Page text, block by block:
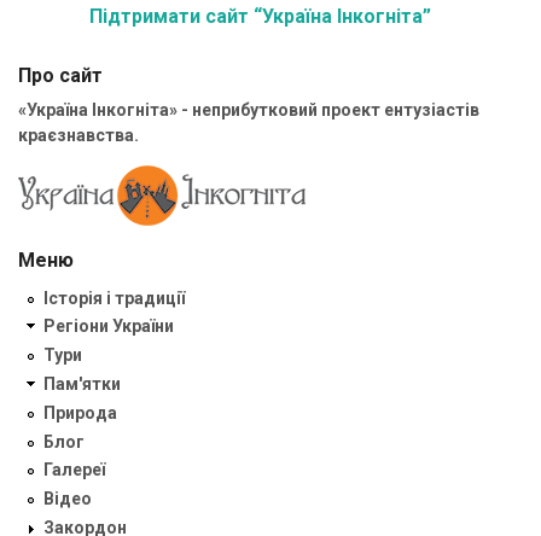
Підтримати сайт “Україна Інкогніта”
Про сайт
«Україна Інкогніта» - неприбутковий проект ентузіастів
краєзнавства.
Меню
Історія і традиції
Регіони України
Тури
Пам'ятки
Природа
Блог
Галереї
Відео
Закордон